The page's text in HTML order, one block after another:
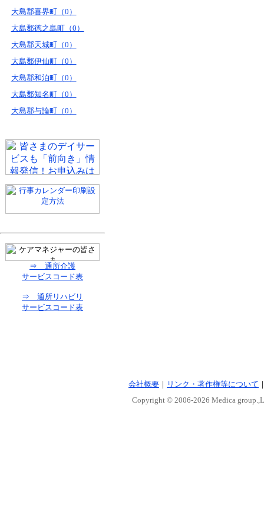
大島郡喜界町（0）
大島郡徳之島町（0）
大島郡天城町（0）
大島郡伊仙町（0）
大島郡和泊町（0）
大島郡知名町（0）
大島郡与論町（0）
⇒ 通所介護
サービスコード表
⇒ 通所リハビリ
サービスコード表
会社概要 ｜ リンク・著作権等について
Copyright © 2006-2026 Medica